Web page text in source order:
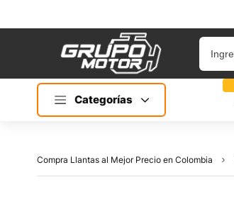
Categorías
Compra Llantas al Mejor Precio en Colombia